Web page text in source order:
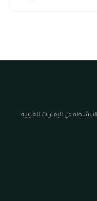
في الإمارات العربية